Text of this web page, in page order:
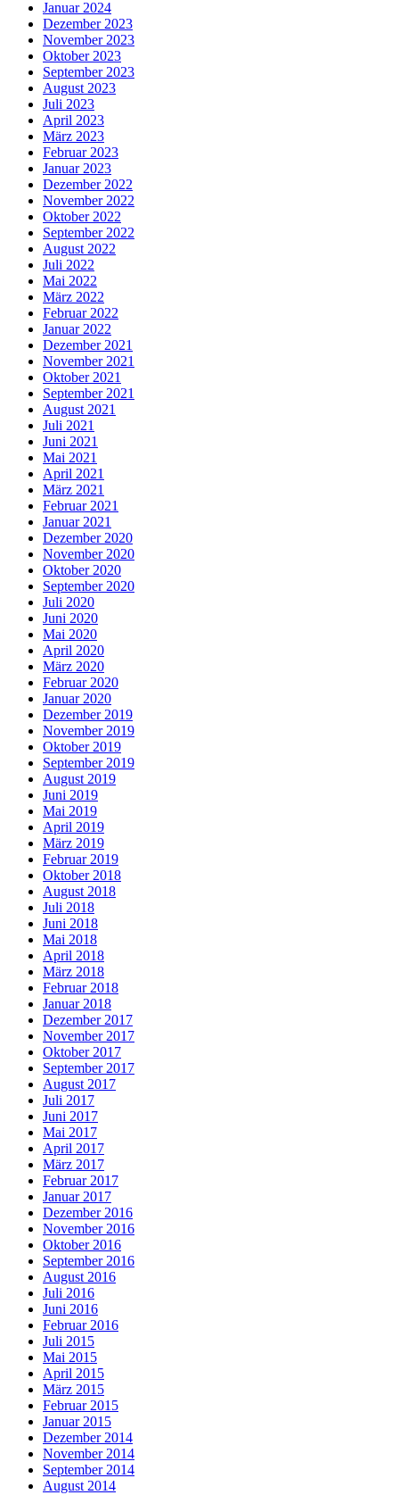
Januar 2024
Dezember 2023
November 2023
Oktober 2023
September 2023
August 2023
Juli 2023
April 2023
März 2023
Februar 2023
Januar 2023
Dezember 2022
November 2022
Oktober 2022
September 2022
August 2022
Juli 2022
Mai 2022
März 2022
Februar 2022
Januar 2022
Dezember 2021
November 2021
Oktober 2021
September 2021
August 2021
Juli 2021
Juni 2021
Mai 2021
April 2021
März 2021
Februar 2021
Januar 2021
Dezember 2020
November 2020
Oktober 2020
September 2020
Juli 2020
Juni 2020
Mai 2020
April 2020
März 2020
Februar 2020
Januar 2020
Dezember 2019
November 2019
Oktober 2019
September 2019
August 2019
Juni 2019
Mai 2019
April 2019
März 2019
Februar 2019
Oktober 2018
August 2018
Juli 2018
Juni 2018
Mai 2018
April 2018
März 2018
Februar 2018
Januar 2018
Dezember 2017
November 2017
Oktober 2017
September 2017
August 2017
Juli 2017
Juni 2017
Mai 2017
April 2017
März 2017
Februar 2017
Januar 2017
Dezember 2016
November 2016
Oktober 2016
September 2016
August 2016
Juli 2016
Juni 2016
Februar 2016
Juli 2015
Mai 2015
April 2015
März 2015
Februar 2015
Januar 2015
Dezember 2014
November 2014
September 2014
August 2014